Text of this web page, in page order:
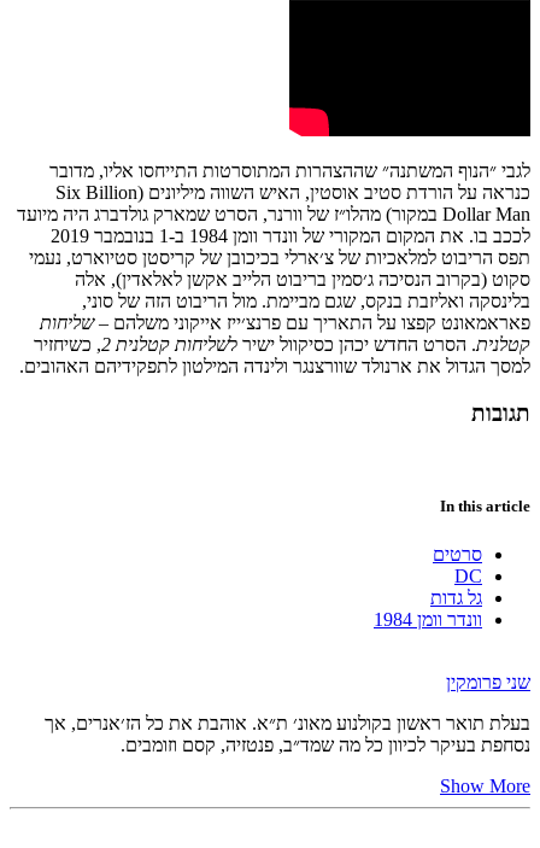
לגבי ״הנוף המשתנה״ שההצהרות המתוסרטות התייחסו אליו, מדובר
כנראה על הורדת סטיב אוסטין, האיש השווה מיליונים (Six Billion
Dollar Man במקור) מהלו״ז של וורנר, הסרט שמארק גולדברג היה מיועד
לככב בו. את המקום המקורי של וונדר וומן 1984 ב-1 בנובמבר 2019
תפס הריבוט למלאכיות של צ׳ארלי בכיכובן של קריסטן סטיוארט, נעמי
סקוט (בקרוב הנסיכה ג׳סמין בריבוט הלייב אקשן לאלאדין), אלה
בלינסקה ואליזבת בנקס, שגם מביימת. מול הריבוט הזה של סוני,
פאראמאונט קפצו על התאריך עם פרנצ׳ייז אייקוני משלהם –שליחות
קטלנית. הסרט החדש יכהן כסיקוול ישיר לשליחות קטלנית 2
, כשיחזיר
למסך הגדול את ארנולד שוורצנגר ולינדה המילטון לתפקידיהם האהובים.
תגובות
In this article
סרטים
DC
גל גדות
וונדר וומן 1984
שני פרומקין
בעלת תואר ראשון בקולנוע מאונ׳ ת״א. אוהבת את כל הז׳אנרים, אך
נסחפת בעיקר לכיוון כל מה שמד״ב, פנטזיה, קסם וזומבים.
Show More